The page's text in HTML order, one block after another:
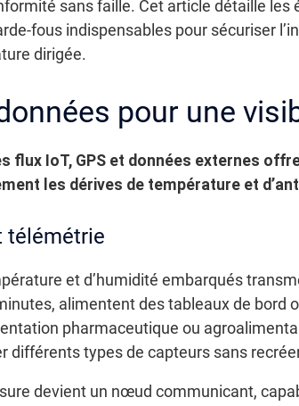
sans faille. Cet article détaille les
fous indispensables pour sécuriser
dirigée.
pour une
flux IoT, GPS et données externes
les dérives de température et
télémétrie
et d’humidité embarqués
alimentent des tableaux de
pharmaceutique ou
différents types de capteurs sans
devient un nœud communicant,